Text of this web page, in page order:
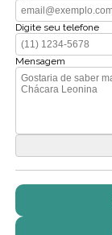
Digite seu telefone
Mensagem